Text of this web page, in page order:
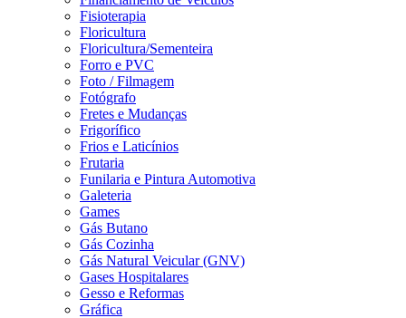
Fisioterapia
Floricultura
Floricultura/Sementeira
Forro e PVC
Foto / Filmagem
Fotógrafo
Fretes e Mudanças
Frigorífico
Frios e Laticínios
Frutaria
Funilaria e Pintura Automotiva
Galeteria
Games
Gás Butano
Gás Cozinha
Gás Natural Veicular (GNV)
Gases Hospitalares
Gesso e Reformas
Gráfica